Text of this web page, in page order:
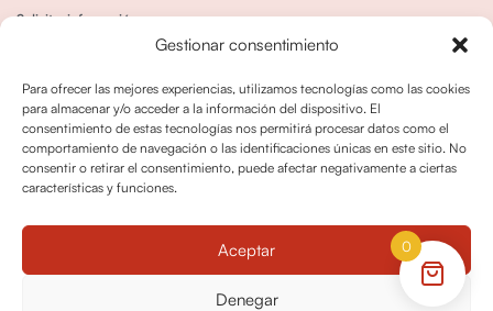
Gestionar consentimiento
Para ofrecer las mejores experiencias, utilizamos tecnologías como las cookies
para almacenar y/o acceder a la información del dispositivo. El
consentimiento de estas tecnologías nos permitirá procesar datos como el
comportamiento de navegación o las identificaciones únicas en este sitio. No
consentir o retirar el consentimiento, puede afectar negativamente a ciertas
características y funciones.
Aceptar
Denegar
Solicitar información
Política de cookies
Política dedevoluciones y cancelaciones
0